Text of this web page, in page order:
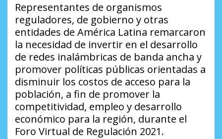
Representantes de organismos
reguladores, de gobierno y otras
entidades de América Latina remarcaron
la necesidad de invertir en el desarrollo
de redes inalámbricas de banda ancha y
promover políticas públicas orientadas a
disminuir los costos de acceso para la
población, a fin de promover la
competitividad, empleo y desarrollo
económico para la región, durante el
Foro Virtual de Regulación 2021.